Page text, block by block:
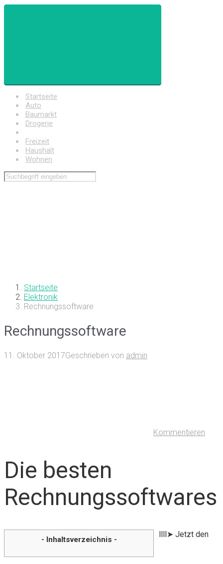
Startseite
Auto
Baumarkt
Drogerie
Freizeit
Haushalt
Wohnen
Startseite
Elektronik
Rechnungssoftware
Rechnungssoftware
11. Oktober 2017Geschrieben von admin
Kommentieren
Die besten
Rechnungssoftwares
- Inhaltsverzeichnis -
llll➤ Jetzt den